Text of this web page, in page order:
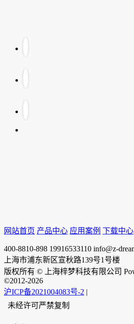
网站首页 产品中心 应用案例 下载中心
400-8810-898 19916533110 info@z-
上海市浦东新区宣秋路139号1号楼
版权所有 © 上海梓梦科技有限公司
©2012-2026
沪ICP备2021004083号-2 |
未经许可严禁复制